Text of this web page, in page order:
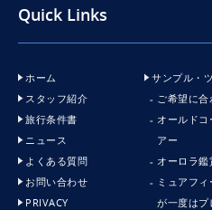
Quick Links
ホーム
スタッフ紹介
旅行条件書
ニュース
よくある質問
お問い合わせ
PRIVACY
サンプル・
ご希望に
オールド
アー
オーロラ
ミュアフ
が一度はプ